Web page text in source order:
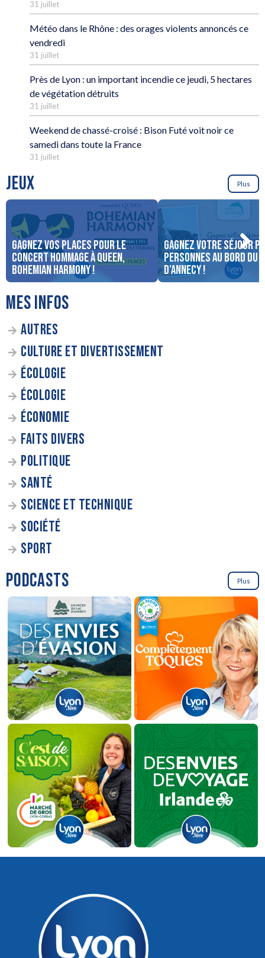
31 juillet
Météo dans le Rhône : des orages violents annoncés ce
vendredi
31 juillet
Près de Lyon : un important incendie ce jeudi, 5 hectares
de végétation détruits
31 juillet
Weekend de chassé-croisé : Bison Futé voit noir ce
samedi dans toute la France
31 juillet
JEUX Plus
Gagnez vos places pour le
concert Hommage à Queen,
Bohemian Harmony !
Gagnez votre séjour
personnes au bord du
d’Annecy !
MES INFOS
AUTRES
CULTURE ET DIVERTISSEMENT
ÉCOLOGIE
ÉCOLOGIE
ÉCONOMIE
FAITS DIVERS
POLITIQUE
SANTÉ
SCIENCE ET TECHNIQUE
SOCIÉTÉ
SPORT
PODCASTS Plus